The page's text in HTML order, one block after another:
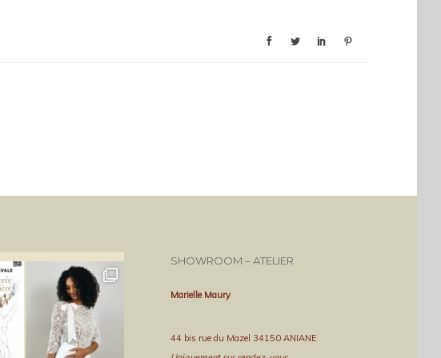
SHOWROOM – ATELIER
Marielle Maury
44 bis rue du Mazel 34150 ANIANE